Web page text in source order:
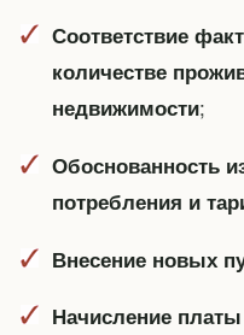
Соответствие
количестве
недвижимости;
Обоснованность
потребления и
Внесение новых
Начисление